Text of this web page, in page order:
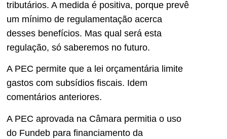
tributários. A medida é positiva, porque prevê
um mínimo de regulamentação acerca
desses benefícios. Mas qual será esta
regulação, só saberemos no futuro.
A PEC permite que a lei orçamentária limite
gastos com subsídios fiscais. Idem
comentários anteriores.
A PEC aprovada na Câmara permitia o uso
do Fundeb para financiamento da